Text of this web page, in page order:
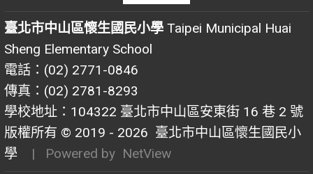
臺北市中山區懷生國民小學 Taipei Municipal Huai
Sheng Elementary School
電話：(02) 2771-0846
傳真：(02) 2781-8293
學校地址：104322 臺北市中山區安東街 16 巷 2 號
版權所有 © 2019 - 2026 臺北市中山區懷生國民小
學
| Powered by NetView